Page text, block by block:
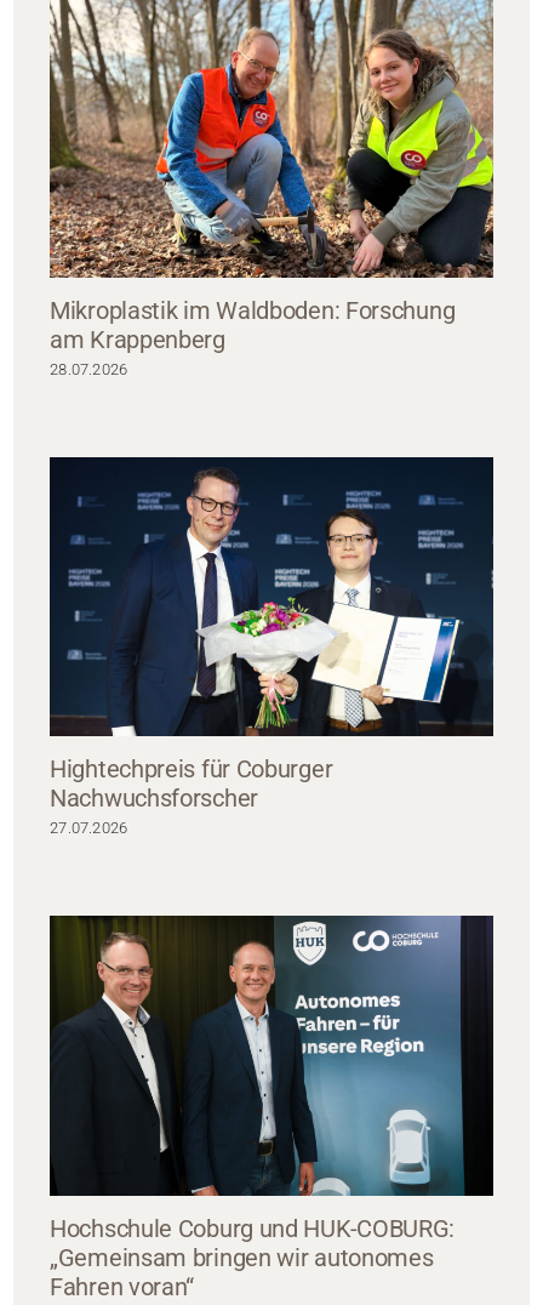
Mikroplastik im Waldboden: Forschung
am Krappenberg
28.07.2026
Hightechpreis für Coburger
Nachwuchsforscher
27.07.2026
Hochschule Coburg und HUK-COBURG:
„Gemeinsam bringen wir autonomes
Fahren voran“